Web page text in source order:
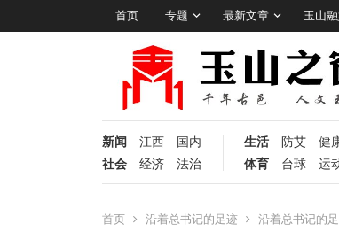
首页 专题 最新文章 玉山
新闻 江西
国内
社会
经济 法治
生活 防艾
健
体育
台球 运
首页 沿着总书记的足迹 沿着总书记的